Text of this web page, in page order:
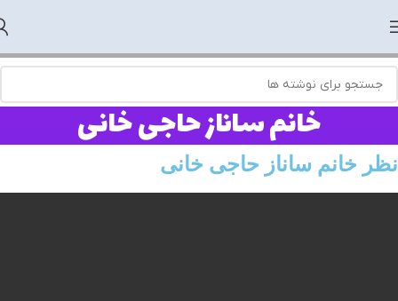
خانم ساناز حاجی خانی
نظر خانم ساناز حاجی خانی